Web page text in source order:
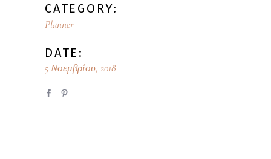
CATEGORY:
Planner
DATE:
5 Νοεμβρίου, 2018